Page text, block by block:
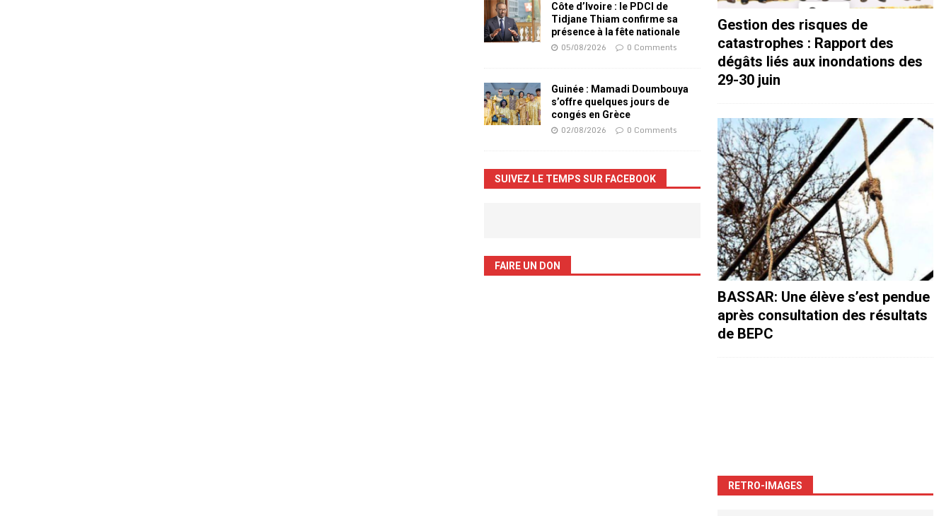
Côte d’Ivoire : le PDCI de
Tidjane Thiam confirme sa
présence à la fête nationale
05/08/2026 0 Comments
Guinée : Mamadi Doumbouya
s’offre quelques jours de
congés en Grèce
02/08/2026 0 Comments
SUIVEZ LE TEMPS SUR FACEBOOK
FAIRE UN DON
Gestion des risques de
catastrophes : Rapport des
dégâts liés aux inondations des
29-30 juin
BASSAR: Une élève s’est pendue
après consultation des résultats
de BEPC
RETRO-IMAGES